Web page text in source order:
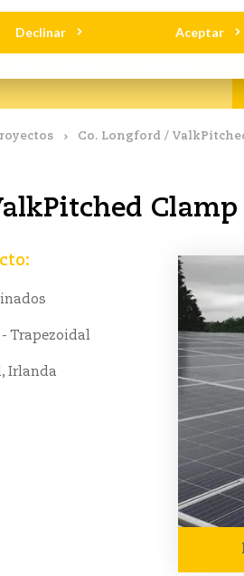
Aceptar
Declinar
Co. Longford /
Trapezoidal
Irlanda